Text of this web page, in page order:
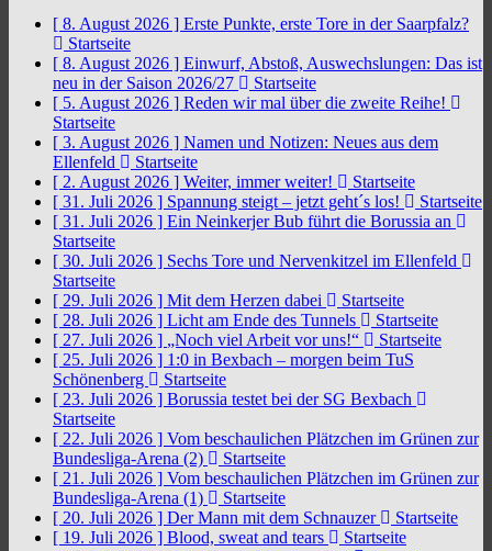
[ 8. August 2026 ] Erste Punkte, erste Tore in der Saarpfalz?
Startseite
[ 8. August 2026 ] Einwurf, Abstoß, Auswechslungen: Das ist
neu in der Saison 2026/27
Startseite
[ 5. August 2026 ] Reden wir mal über die zweite Reihe!
Startseite
[ 3. August 2026 ] Namen und Notizen: Neues aus dem
Ellenfeld
Startseite
[ 2. August 2026 ] Weiter, immer weiter!
Startseite
[ 31. Juli 2026 ] Spannung steigt – jetzt geht´s los!
Startseite
[ 31. Juli 2026 ] Ein Neinkerjer Bub führt die Borussia an
Startseite
[ 30. Juli 2026 ] Sechs Tore und Nervenkitzel im Ellenfeld
Startseite
[ 29. Juli 2026 ] Mit dem Herzen dabei
Startseite
[ 28. Juli 2026 ] Licht am Ende des Tunnels
Startseite
[ 27. Juli 2026 ] „Noch viel Arbeit vor uns!“
Startseite
[ 25. Juli 2026 ] 1:0 in Bexbach – morgen beim TuS
Schönenberg
Startseite
[ 23. Juli 2026 ] Borussia testet bei der SG Bexbach
Startseite
[ 22. Juli 2026 ] Vom beschaulichen Plätzchen im Grünen zur
Bundesliga-Arena (2)
Startseite
[ 21. Juli 2026 ] Vom beschaulichen Plätzchen im Grünen zur
Bundesliga-Arena (1)
Startseite
[ 20. Juli 2026 ] Der Mann mit dem Schnauzer
Startseite
[ 19. Juli 2026 ] Blood, sweat and tears
Startseite